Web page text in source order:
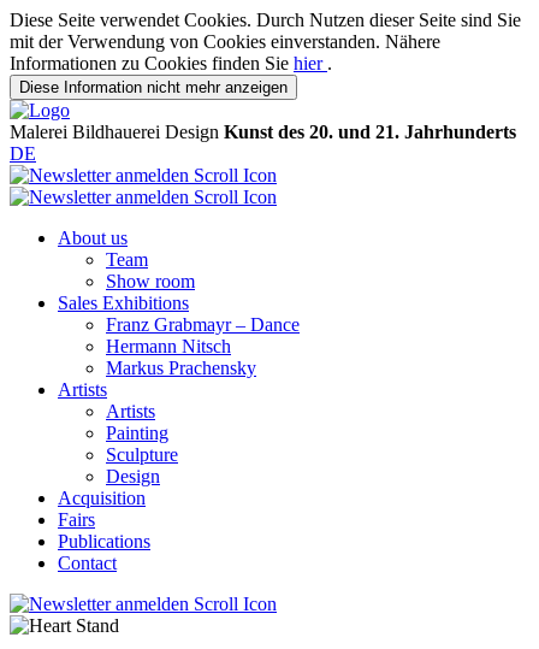
Diese Seite verwendet Cookies. Durch Nutzen dieser Seite sind Sie
mit der Verwendung von Cookies einverstanden. Nähere
Informationen zu Cookies finden Sie hier .
Diese Information nicht mehr anzeigen
Malerei Bildhauerei Design Kunst des 20. und 21. Jahrhunderts
DE
About us
Team
Show room
Sales Exhibitions
Franz Grabmayr – Dance
Hermann Nitsch
Markus Prachensky
Artists
Artists
Painting
Sculpture
Design
Acquisition
Fairs
Publications
Contact